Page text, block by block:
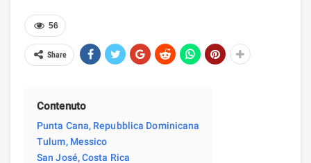
56
Share
Contenuto
Punta Cana, Repubblica Dominicana
Tulum, Messico
San José, Costa Rica